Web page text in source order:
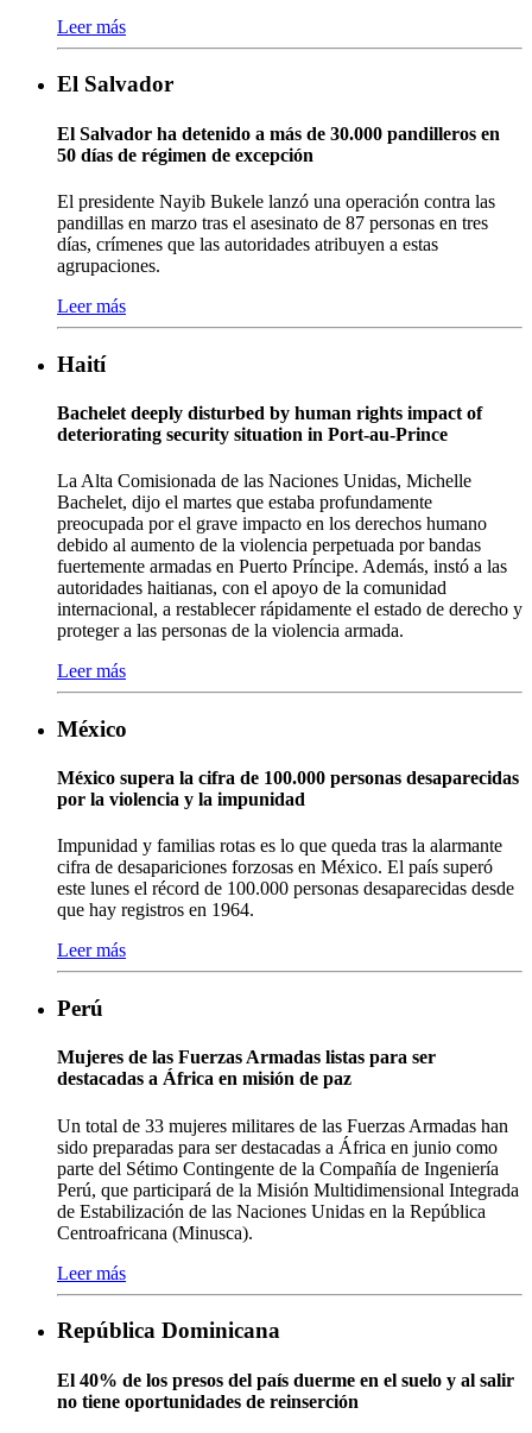
Leer más
El Salvador
El Salvador ha detenido a más de 30.000 pandilleros en
50 días de régimen de excepción
El presidente Nayib Bukele lanzó una operación contra las
pandillas en marzo tras el asesinato de 87 personas en tres
días, crímenes que las autoridades atribuyen a estas
agrupaciones.
Leer más
Haití
Bachelet deeply disturbed by human rights impact of
deteriorating security situation in Port-au-Prince
La Alta Comisionada de las Naciones Unidas, Michelle
Bachelet, dijo el martes que estaba profundamente
preocupada por el grave impacto en los derechos humano
debido al aumento de la violencia perpetuada por bandas
fuertemente armadas en Puerto Príncipe. Además, instó a las
autoridades haitianas, con el apoyo de la comunidad
internacional, a restablecer rápidamente el estado de derecho y
proteger a las personas de la violencia armada.
Leer más
México
México supera la cifra de 100.000 personas desaparecidas
por la violencia y la impunidad
Impunidad y familias rotas es lo que queda tras la alarmante
cifra de desapariciones forzosas en México. El país superó
este lunes el récord de 100.000 personas desaparecidas desde
que hay registros en 1964.
Leer más
Perú
Mujeres de las Fuerzas Armadas listas para ser
destacadas a África en misión de paz
Un total de 33 mujeres militares de las Fuerzas Armadas han
sido preparadas para ser destacadas a África en junio como
parte del Sétimo Contingente de la Compañía de Ingeniería
Perú, que participará de la Misión Multidimensional Integrada
de Estabilización de las Naciones Unidas en la República
Centroafricana (Minusca).
Leer más
República Dominicana
El 40% de los presos del país duerme en el suelo y al salir
no tiene oportunidades de reinserción